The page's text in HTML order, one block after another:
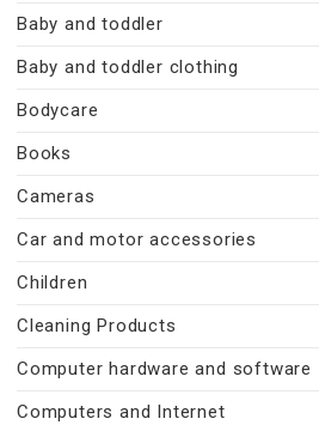
Baby and toddler
Baby and toddler clothing
Bodycare
Books
Cameras
Car and motor accessories
Children
Cleaning Products
Computer hardware and software
Computers and Internet